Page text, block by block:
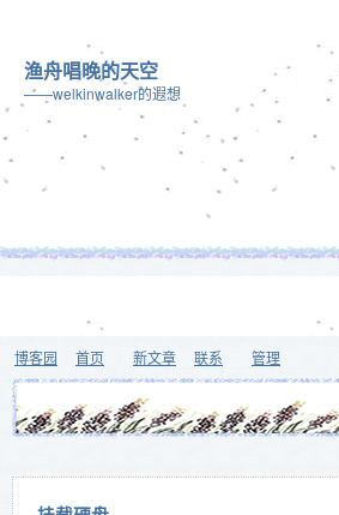
渔舟唱晚的天空
——welkinwalker的遐想
博客园 首页 新文章 联系 管理